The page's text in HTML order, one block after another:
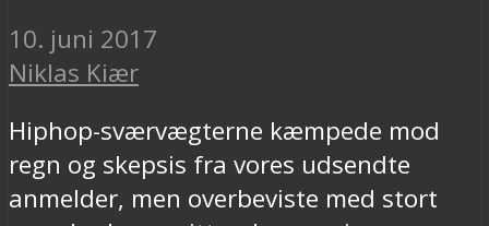
10. juni 2017
Niklas Kiær
Hiphop-sværvægterne kæmpede mod
regn og skepsis fra vores udsendte
anmelder, men overbeviste med stort